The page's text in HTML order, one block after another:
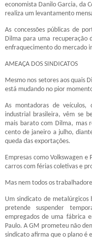
economista Danilo Garcia, da
realiza um levantamento
As concessões públicas de
Dilma para uma recuperação
enfraquecimento do mercado
AMEAÇA DOS SINDICATOS
Mesmo nos setores aos quais
está mudando no pior
As montadoras de
industrial brasileira, vêm se
mais barato com Dilma, mas
cento de janeiro a julho,
queda das exportações.
Empresas como Volkswagen
carros com férias coletivas e
Mas nem todos os
Um sindicato de
pretende suspender
empregados de uma fábrica
Paulo. A GM prometeu não
sindicato afirma que o plano é